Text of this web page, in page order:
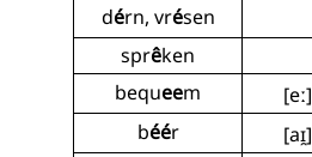
dérn, vrésen
sprêken
bequeem [eː]
béér [aɪ̯]